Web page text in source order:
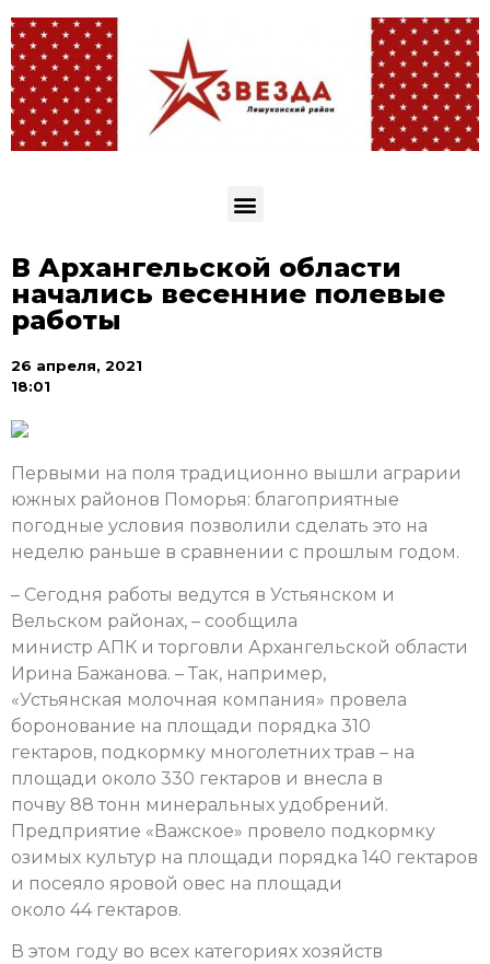
В Архангельской области
начались весенние полевые
работы
26 апреля, 2021
18:01
Первыми на поля традиционно вышли аграрии
южных районов Поморья: благоприятные
погодные условия позволили сделать это на
неделю раньше в сравнении с прошлым годом.
– Сегодня работы ведутся в Устьянском и
Вельском районах, – сообщила
министр АПК и торговли Архангельской области
Ирина Бажанова. – Так, например,
«Устьянская молочная компания» провела
боронование на площади порядка 310
гектаров, подкормку многолетних трав – на
площади около 330 гектаров и внесла в
почву 88 тонн минеральных удобрений.
Предприятие «Важское» провело подкормку
озимых культур на площади порядка 140 гектаров
и посеяло яровой овес на площади
около 44 гектаров.
В этом году во всех категориях хозяйств